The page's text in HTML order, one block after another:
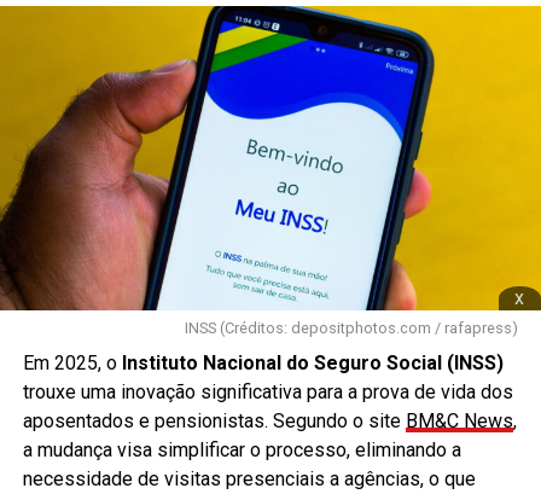
x
INSS (Créditos: depositphotos.com / rafapress)
Em 2025, o Instituto Nacional do Seguro Social (INSS)
trouxe uma inovação significativa para a prova de vida dos
aposentados e pensionistas. Segundo o site BM&C News,
a mudança visa simplificar o processo, eliminando a
necessidade de visitas presenciais a agências, o que